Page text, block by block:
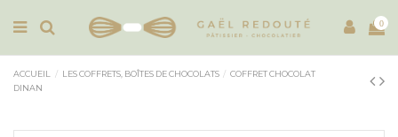
0
ACCUEIL LES COFFRETS, BOÎTES DE CHOCOLATS
COFFRET CHOCOLAT
DINAN